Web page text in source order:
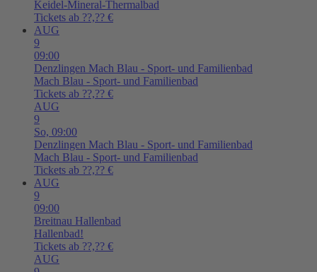
Keidel-Mineral-Thermalbad
Tickets ab ??,?? €
AUG
9
09:00
Denzlingen Mach Blau - Sport- und Familienbad
Mach Blau - Sport- und Familienbad
Tickets ab ??,?? €
AUG
9
So, 09:00
Denzlingen Mach Blau - Sport- und Familienbad
Mach Blau - Sport- und Familienbad
Tickets ab ??,?? €
AUG
9
09:00
Breitnau Hallenbad
Hallenbad!
Tickets ab ??,?? €
AUG